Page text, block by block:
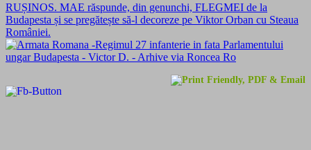
RUȘINOS. MAE răspunde, din genunchi, FLEGMEI de la
Budapesta și se pregătește să-l decoreze pe Viktor Orban cu Steaua
României.